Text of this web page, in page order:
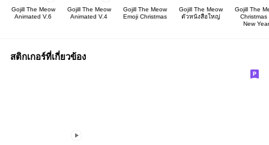
Gojill The Meow
Animated V.6
Gojill The Meow
Animated V.4
Gojill The Meow
Emoji Christmas
Gojill The Meow
ตัวหนังสือใหญ่
Gojill The
Christmas
New Year
สติกเกอร์ที่เกี่ยวข้อง